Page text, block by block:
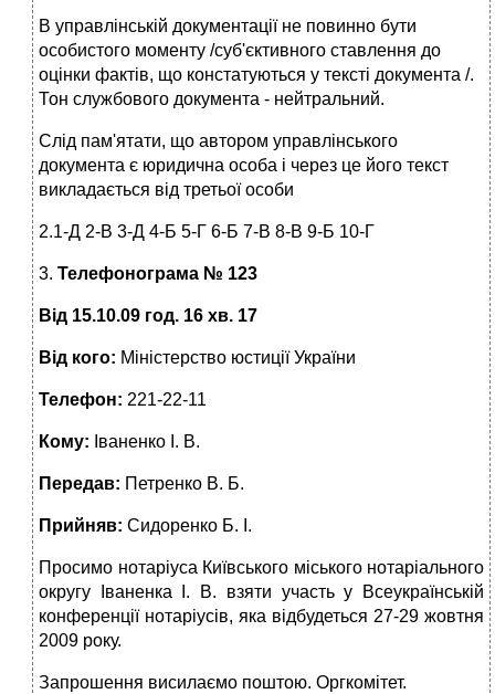
В управлінській документації не повинно бути
особистого моменту /суб'єктивного ставлення до
оцінки фактів, що констатуються у тексті документа /.
Тон службового документа - нейтральний.
Слід пам'ятати, що автором управлінського
документа є юридична особа і через це його текст
викладається від третьої особи
2.1-Д 2-В 3-Д 4-Б 5-Г 6-Б 7-В 8-В 9-Б 10-Г
3. Телефонограма № 123
Від 15.10.09 год. 16 хв. 17
Від кого: Міністерство юстиції України
Телефон: 221-22-11
Кому: Іваненко І. В.
Передав: Петренко В. Б.
Прийняв: Сидоренко Б. І.
Просимо нотаріуса Київського міського нотаріального
округу Іваненка І. В. взяти участь у Всеукраїнській
конференції нотаріусів, яка відбудеться 27-29 жовтня
2009 року.
Запрошення висилаємо поштою. Оргкомітет.